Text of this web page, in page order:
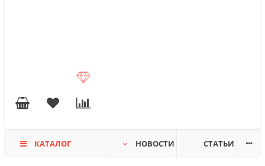
КАТАЛОГ НОВОСТИ СТАТЬИ